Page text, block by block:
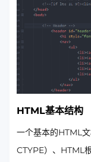
HTML基本结构
一个基本的HTML
CTYPE）、HTML